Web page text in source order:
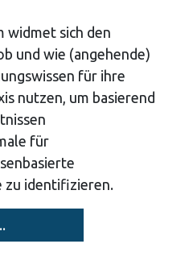
widmet sich den
und wie (angehende)
für ihre
nutzen, um basierend
für
zu identifizieren.